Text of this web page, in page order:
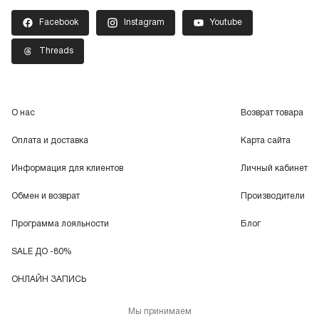
Facebook Instagram Youtube
Threads
О нас
Оплата и доставка
Информация для клиентов
Обмен и возврат
Программа лояльности
SALE ДО -80%
ОНЛАЙН ЗАПИСЬ
Возврат товара
Карта сайта
Личный кабинет
Производители
Блог
Мы принимаем